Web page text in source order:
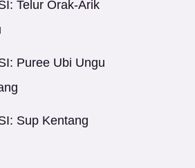
Telur Orak-Arik
Puree Ubi Ungu
Sup Kentang